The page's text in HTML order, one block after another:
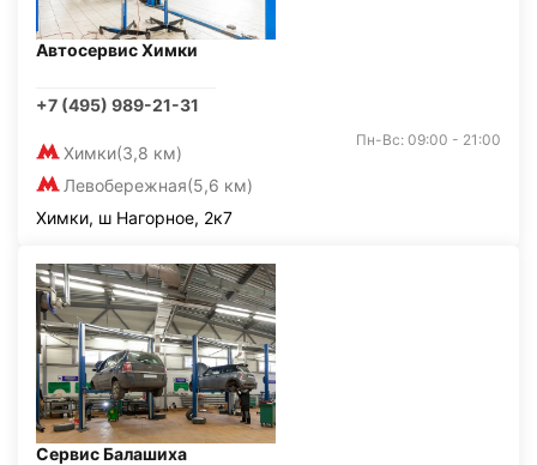
Автосервис Химки
+7 (495) 989-21-31
Химки(3,8 км)
Левобережная(5,6 км)
Пн-Вс: 09:00 - 21:00
Химки, ш Нагорное, 2к7
Сервис Балашиха